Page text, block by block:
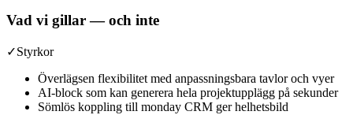
Vad vi gillar — och inte
✓Styrkor
Överlägsen flexibilitet med anpassningsbara tavlor och vyer
AI-block som kan generera hela projektupplägg på sekunder
Sömlös koppling till monday CRM ger helhetsbild